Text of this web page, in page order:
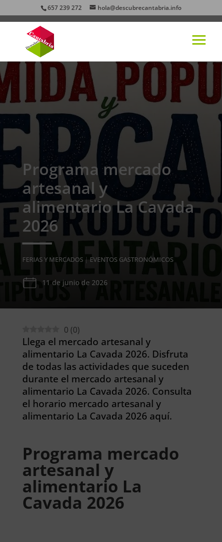
657 239 272 hola@descubrecantabria.info
Programa mercado
artesanal y
alimentario La Cavada
2026
FERIAS Y MERCADOS| EVENTOS GASTRONÓMICOS
11 de junio de 2026
0 (0)
Llega el mercado artesanal y
alimentario La Cavada 2026. Disfruta
de todas las actividades que suceden
durante el mercado artesanal y
alimentario La Cavada 2026. Consulta
el horario mercado artesanal y
alimentario La Cavada 2026 aquí.
Programa mercado
artesanal y
alimentario La
Cavada 2026